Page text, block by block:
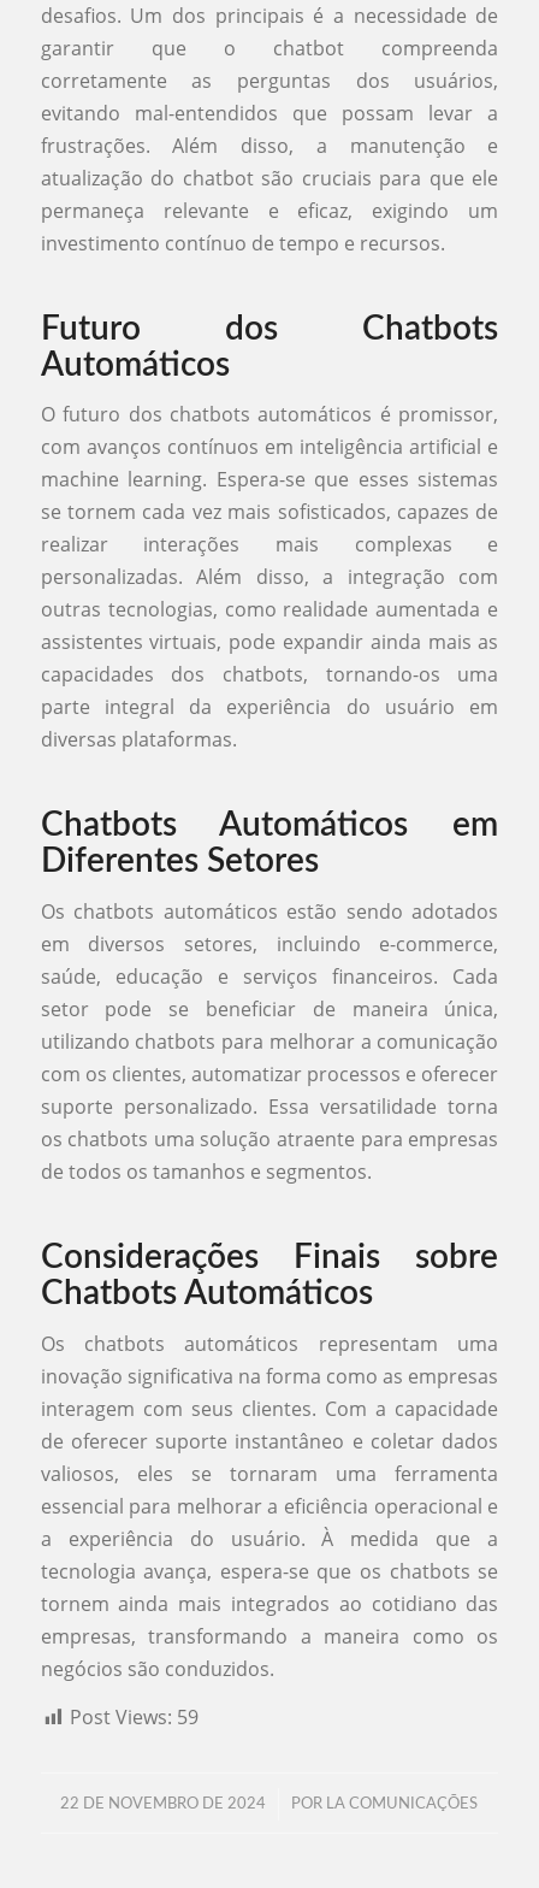
desafios. Um dos principais é a necessidade de
garantir que o chatbot compreenda
corretamente as perguntas dos usuários,
evitando mal-entendidos que possam levar a
frustrações. Além disso, a manutenção e
atualização do chatbot são cruciais para que ele
permaneça relevante e eficaz, exigindo um
investimento contínuo de tempo e recursos.
Futuro dos Chatbots
Automáticos
O futuro dos chatbots automáticos é promissor,
com avanços contínuos em inteligência artificial e
machine learning. Espera-se que esses sistemas
se tornem cada vez mais sofisticados, capazes de
realizar interações mais complexas e
personalizadas. Além disso, a integração com
outras tecnologias, como realidade aumentada e
assistentes virtuais, pode expandir ainda mais as
capacidades dos chatbots, tornando-os uma
parte integral da experiência do usuário em
diversas plataformas.
Chatbots Automáticos em
Diferentes Setores
Os chatbots automáticos estão sendo adotados
em diversos setores, incluindo e-commerce,
saúde, educação e serviços financeiros. Cada
setor pode se beneficiar de maneira única,
utilizando chatbots para melhorar a comunicação
com os clientes, automatizar processos e oferecer
suporte personalizado. Essa versatilidade torna
os chatbots uma solução atraente para empresas
de todos os tamanhos e segmentos.
Considerações Finais sobre
Chatbots Automáticos
Os chatbots automáticos representam uma
inovação significativa na forma como as empresas
interagem com seus clientes. Com a capacidade
de oferecer suporte instantâneo e coletar dados
valiosos, eles se tornaram uma ferramenta
essencial para melhorar a eficiência operacional e
a experiência do usuário. À medida que a
tecnologia avança, espera-se que os chatbots se
tornem ainda mais integrados ao cotidiano das
empresas, transformando a maneira como os
negócios são conduzidos.
Post Views: 59
22 DE NOVEMBRO DE 2024
/ POR LA COMUNICAÇÕES